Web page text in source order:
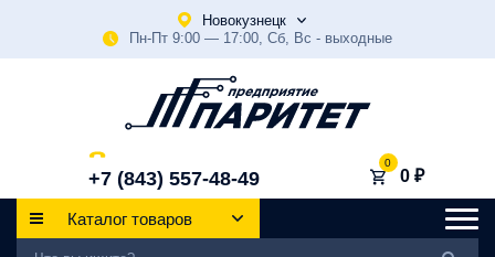
Новокузнецк
Пн-Пт 9:00 — 17:00, Сб, Вс - выходные
+7 (843) 557-48-49
0
0 ₽
Каталог товаров